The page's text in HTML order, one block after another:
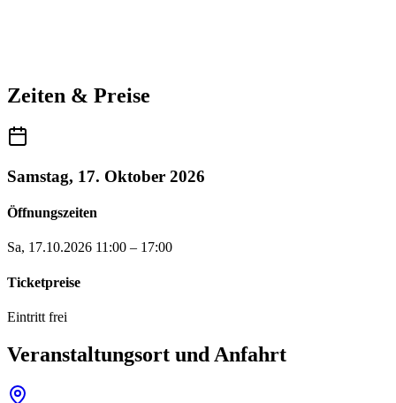
Zeiten & Preise
Samstag, 17. Oktober 2026
Öffnungszeiten
Sa, 17.10.2026 11:00 – 17:00
Ticketpreise
Eintritt frei
Veranstaltungsort und Anfahrt